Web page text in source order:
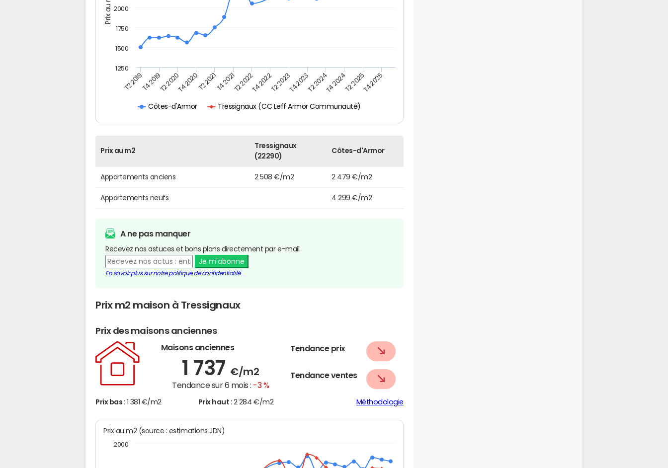
Prix au m2
Côtes-d'Armor Tressignaux (CC Leff Armor Communauté)
T2 2019T4 2019T2 2020T4 2020T2 2021T4 2021T2 2022T4 2022T2 2023T4 2023T2 2024T4 2024T2 2025T4 2025
1250
1500
1750
2000
Prix au m2
Tressignaux
(22290)
Côtes-d'Armor
Appartements anciens 2 508 €/m2 2 479 €/m2
Appartements neufs 4 299 €/m2
A ne pas manquer
Recevez nos astuces et bons plans directement par e-mail.
Je m'abonne
En savoir plus sur notre politique de confidentialité
Prix m2 maison à Tressignaux
Prix des maisons anciennes
Maisons anciennes
1 737 €/m2
Tendance sur 6 mois : -3 %
Tendance prix
Tendance ventes
Prix bas : 1 381 €/m2 Prix haut : 2 284 €/m2 Méthodologie
Prix au m2 (source : estimations JDN)
2000